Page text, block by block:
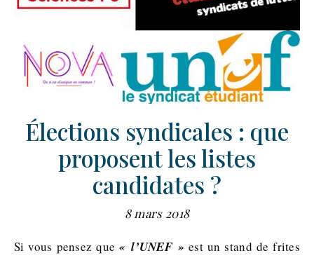
Élections syndicales : que
proposent les listes
candidates ?
8 mars 2018
Si vous pensez que« l’UNEF » est un stand de frites